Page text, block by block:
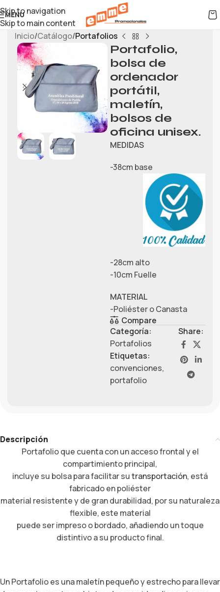
Skip to navigation
Skip to main content
MENU
Inicio Catálogo Portafolios
Portafolio,
bolsa de
ordenador
portátil,
maletín,
bolsos de
oficina unisex.
MEDIDAS
-38cm base
-28cm alto
-10cm Fuelle
MATERIAL
-Poliéster o Canasta
Compare
Categoría:
Portafolios
Etiquetas:
convenciones,
portafolio
Share:
Descripción
Portafolio que cuenta con un acceso frontal y el
compartimiento principal,
incluye su bolsa para facilitar sutransportación, está
fabricado en poliéster
material resistente y de gran durabilidad, por su naturaleza
flexible, este material
puede ser impreso o bordado, añadiendo un toque
distintivo a su producto final.
Un Portafolio es una maletín pequeño y estrecho para llevar